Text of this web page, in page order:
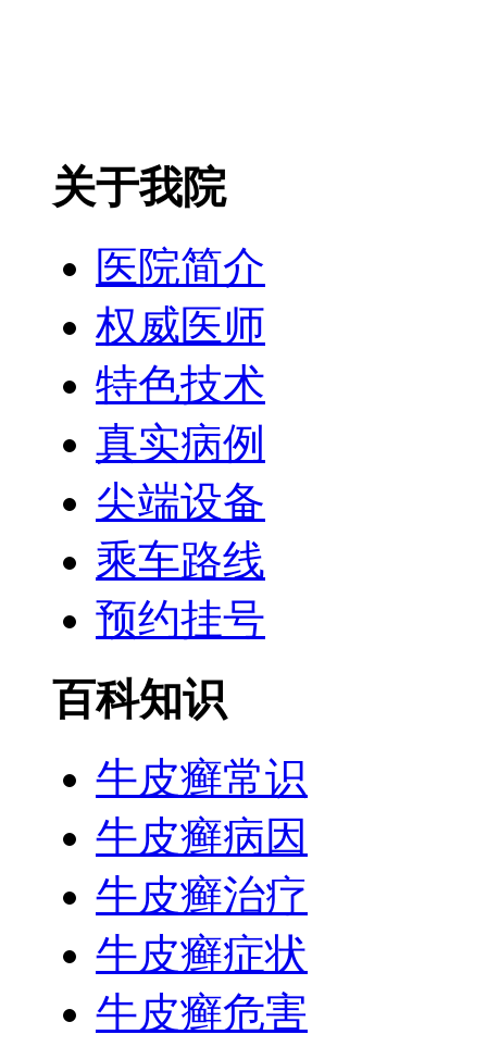
关于我院
医院简介
权威医师
特色技术
真实病例
尖端设备
乘车路线
预约挂号
百科知识
牛皮癣常识
牛皮癣病因
牛皮癣治疗
牛皮癣症状
牛皮癣危害